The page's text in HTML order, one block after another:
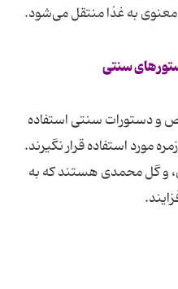
به غذا منتقل می‌شود.
و دستورات سنتی استفاده
استفاده قرار نگیرند.
و گل محمدی هستند که به